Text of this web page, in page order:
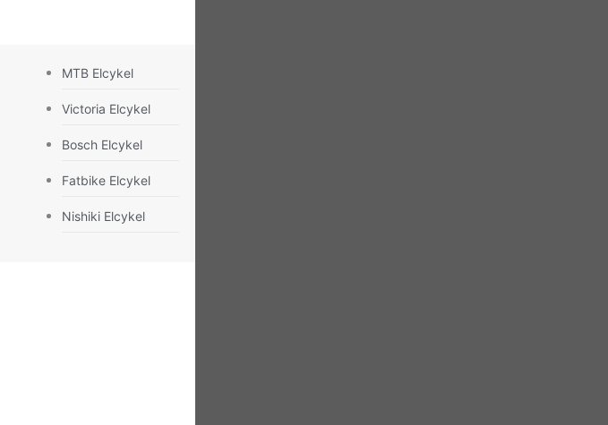
MTB Elcykel
Victoria Elcykel
Bosch Elcykel
Fatbike Elcykel
Nishiki Elcykel